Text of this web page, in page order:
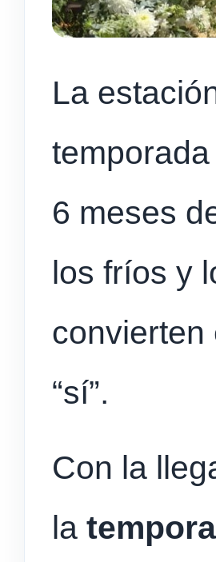
La
6 meses
los fríos y
convierten
“sí”.
Con la
la